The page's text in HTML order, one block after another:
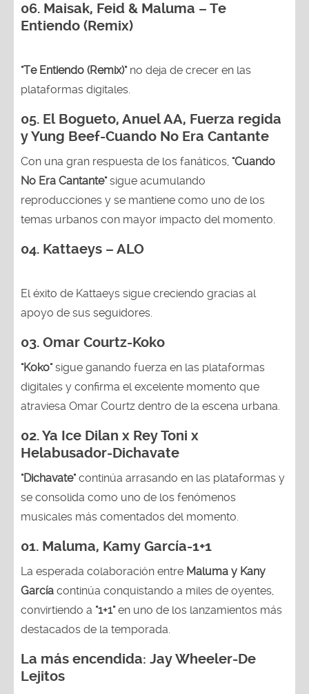
06. Maisak, Feid & Maluma – Te
Entiendo (Remix)
"Te Entiendo (Remix)"no deja de crecer en las
plataformas digitales.
05. El Bogueto, Anuel AA, Fuerza regida
y Yung Beef-Cuando No Era Cantante
Con una gran respuesta de los fanáticos, "Cuando
No Era Cantante"sigue acumulando
reproducciones y se mantiene como uno de los
temas urbanos con mayor impacto del momento.
04. Kattaeys – ALO
El éxito de Kattaeys sigue creciendo gracias al
apoyo de sus seguidores.
03. Omar Courtz-Koko
"Koko"sigue ganando fuerza en las plataformas
digitales y confirma el excelente momento que
atraviesa Omar Courtz dentro de la escena urbana.
02.Ya Ice Dilan x Rey Toni x
Helabusador-Dichavate
"Dichavate"continúa arrasando en las plataformas y
se consolida como uno de los fenómenos
musicales más comentados del momento.
01. Maluma, Kamy García-1+1
La esperada colaboración entre Maluma y Kany
García continúa conquistando a miles de oyentes,
convirtiendo a "1+1"en uno de los lanzamientos más
destacados de la temporada.
La más encendida: Jay Wheeler-De
Lejitos